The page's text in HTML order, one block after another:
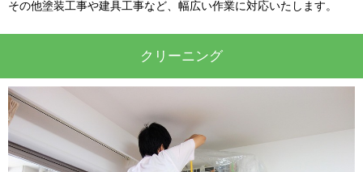
その他塗装工事や建具工事など、幅広い作業に対応いたします。
クリーニング